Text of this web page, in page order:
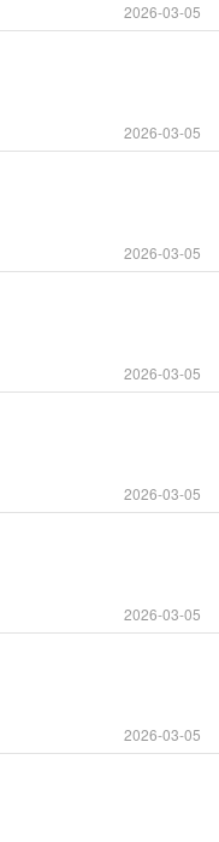
2026-03-05
2026-03-05
2026-03-05
2026-03-05
2026-03-05
2026-03-05
2026-03-05